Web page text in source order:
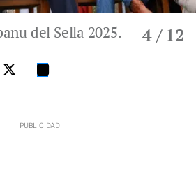
4/ 12
del Sella 2025.